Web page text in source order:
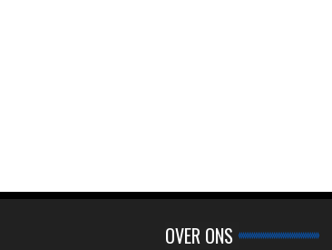
OVER ONS